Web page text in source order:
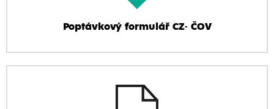
Poptávkový formulář CZ- ČOV